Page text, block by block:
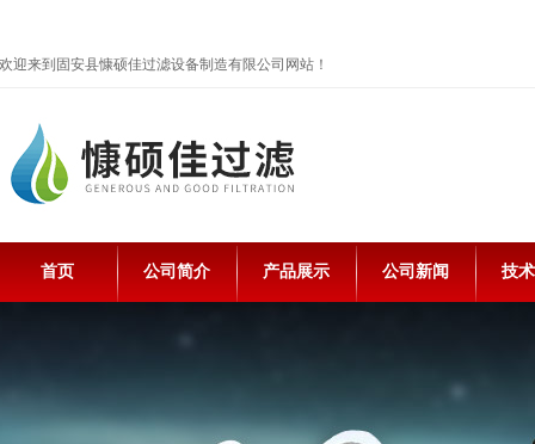
欢迎来到固安县慷硕佳过滤设备制造有限公司网站！
首页 公司简介 产品展示 公司新闻 技